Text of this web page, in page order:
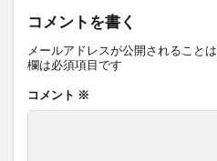
コメントを書く
メールアドレスが公開されることは
欄は必須項目です
コメント ※